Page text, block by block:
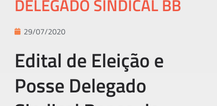
DELEGADO SINDICAL BB
29/07/2020
Edital de Eleição e
Posse Delegado